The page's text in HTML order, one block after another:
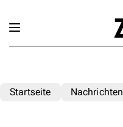
Startseite Nachrichten